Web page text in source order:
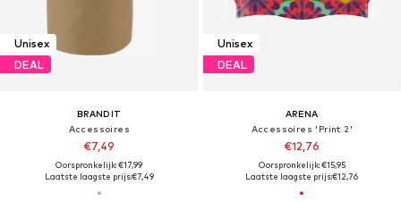
Unisex
DEAL
BRANDIT
Accessoires
€7,49
Oorspronkelijk: €17,99
Laatste laagste prijs:€7,49
Unisex
DEAL
ARENA
Accessoires 'Print 2'
€12,76
Oorspronkelijk: €15,95
Laatste laagste prijs:€12,76